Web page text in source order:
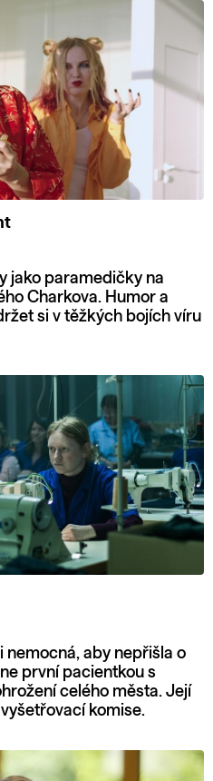
jako paramedičky na
Charkova. Humor a
si v těžkých bojích víru
nemocná, aby nepřišla o
první pacientkou s
celého města. Její
komise.